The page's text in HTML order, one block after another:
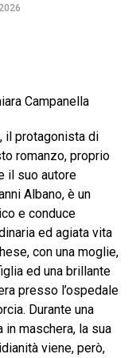
Campanella
il protagonista di
romanzo, proprio
il suo autore
Albano, è un
e conduce
ed agiata vita
con una moglie,
ed una brillante
presso l’ospedale
Durante una
in maschera, la sua
viene, però,